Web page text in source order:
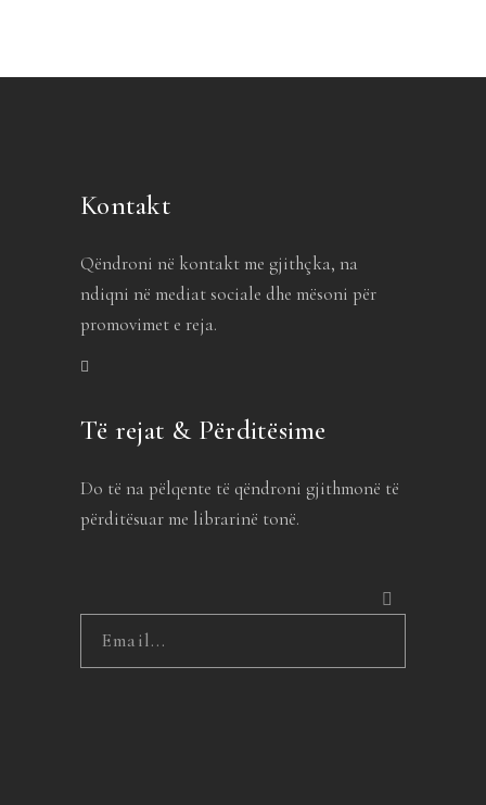
Kontakt
Qëndroni në kontakt me gjithçka, na
ndiqni në mediat sociale dhe mësoni për
promovimet e reja.
Të rejat & Përditësime
Do të na pëlqente të qëndroni gjithmonë të
përditësuar me librarinë tonë.